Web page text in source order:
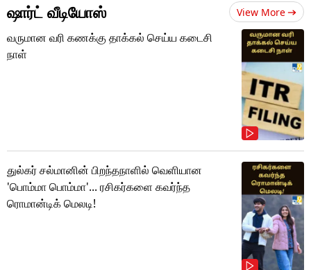
ஷார்ட் வீடியோஸ் View More
வருமான வரி கணக்கு தாக்கல் செய்ய கடைசி
நாள்
துல்கர் சல்மானின் பிறந்தநாளில் வெளியான
'பொம்மா பொம்மா'... ரசிகர்களை கவர்ந்த
ரொமான்டிக் மெலடி!